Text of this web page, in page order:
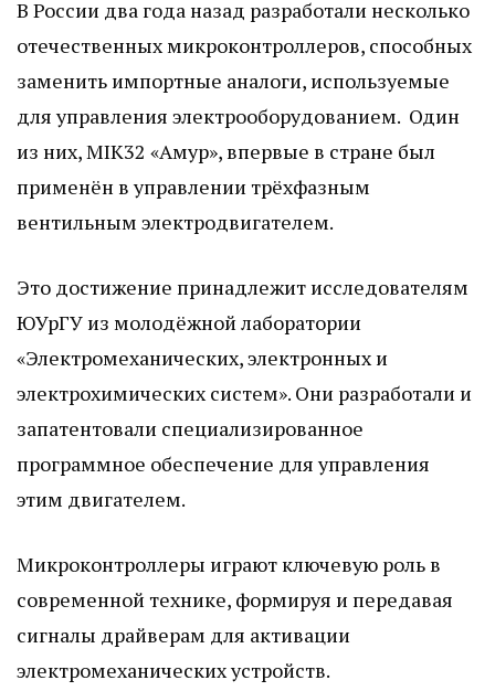
В России два года назад разработали несколько
отечественных микроконтроллеров, способных
заменить импортные аналоги, используемые
для управления электрооборудованием. Один
из них, MIK32 «Амур», впервые в стране был
применён в управлении трёхфазным
вентильным электродвигателем.
Это достижение принадлежит исследователям
ЮУрГУ из молодёжной лаборатории
«Электромеханических, электронных и
электрохимических систем». Они разработали и
запатентовали специализированное
программное обеспечение для управления
этим двигателем.
Микроконтроллеры играют ключевую роль в
современной технике, формируя и передавая
сигналы драйверам для активации
электромеханических устройств.